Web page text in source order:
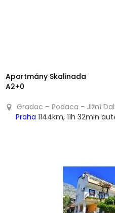
Apartmány Skalinada
A2+0
Gradac – Podaca - Jižní
Praha 1144km, 11h 32min